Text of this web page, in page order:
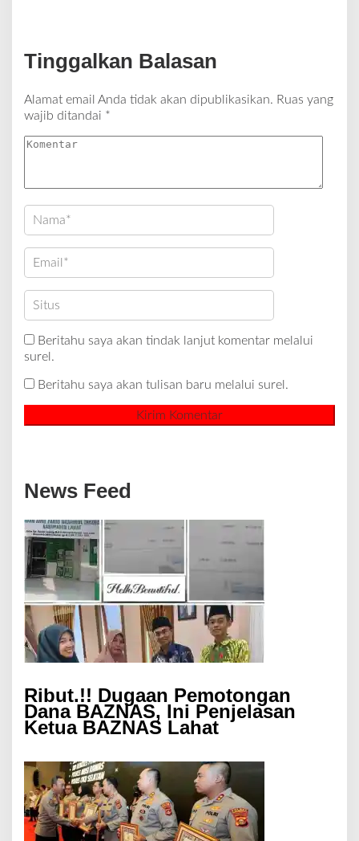
Tinggalkan Balasan
Alamat email Anda tidak akan dipublikasikan. Ruas yang
wajib ditandai *
Beritahu saya akan tindak lanjut komentar melalui
surel.
Beritahu saya akan tulisan baru melalui surel.
News Feed
Ribut.!! Dugaan Pemotongan
Dana BAZNAS, Ini Penjelasan
Ketua BAZNAS Lahat